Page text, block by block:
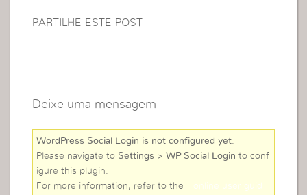
PARTILHE ESTE POST
Deixe uma mensagem
WordPress Social Login is not configured yet
Please navigate to Settings > WP Social Login to conf
igure this plugin.
For more information, refer to the
online user guid